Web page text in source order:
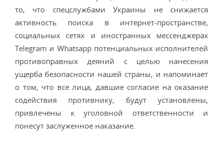
то, что спецслужбами Украины не снижается
активность поиска в интернет-пространстве,
социальных сетях и иностранных мессенджерах
Telegram и Whatsapp потенциальных исполнителей
противоправных деяний с целью нанесения
ущерба безопасности нашей страны, и напоминает
о том, что все лица, давшие согласие на оказание
содействия противнику, будут установлены,
привлечены к уголовной ответственности и
понесут заслуженное наказание.